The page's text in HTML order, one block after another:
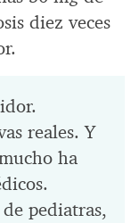
diez veces
reales. Y
ha
pediatras,